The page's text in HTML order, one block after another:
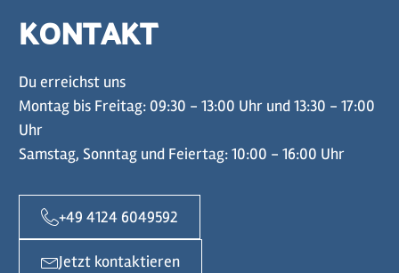
KONTAKT
Du erreichst uns
Montag bis Freitag: 09:30 - 13:00 Uhr und 13:30 - 17:00
Uhr
Samstag, Sonntag und Feiertag: 10:00 - 16:00 Uhr
+49 4124 6049592
Jetzt kontaktieren